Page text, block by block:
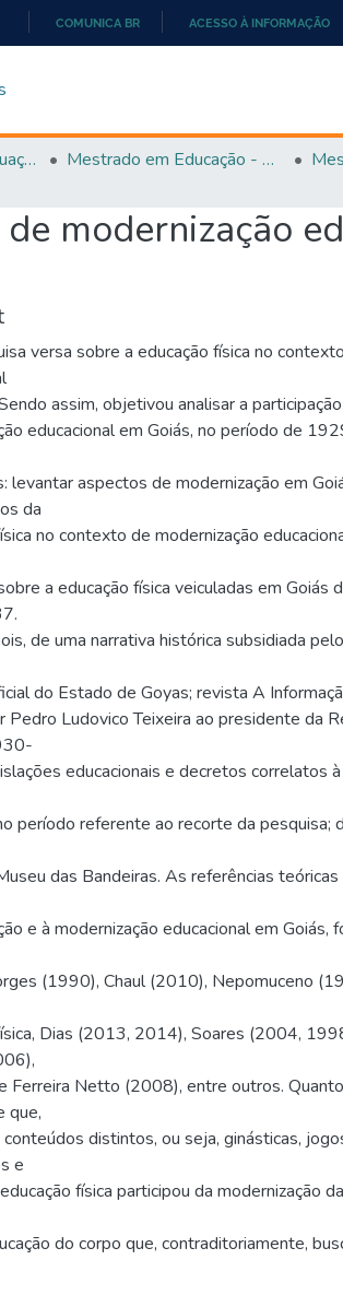
CONTEÚDO
COMUNICA BR ACESSO À INFORMAÇÃO
Programa de Pós-Graduação em Educação (PPGEDUC) Mestrado em Educação - PPGEDUC
modernização
versa sobre a educação física no
assim, objetivou analisar a
educacional em Goiás, no período de
levantar aspectos de modernização em
da
no contexto de modernização
a educação física veiculadas em Goiás
de uma narrativa histórica subsidiada
do Estado de Goyas; revista A
Pedro Ludovico Teixeira ao presidente da
educacionais e decretos correlatos
período referente ao recorte da pesquisa;
das Bandeiras. As referências
e à modernização educacional em
(1990), Chaul (2010), Nepomuceno
Dias (2013, 2014), Soares (2004,
Ferreira Netto (2008), entre outros.
que,
distintos, ou seja, ginásticas,
e
física participou da modernização
do corpo que, contraditoriamente,